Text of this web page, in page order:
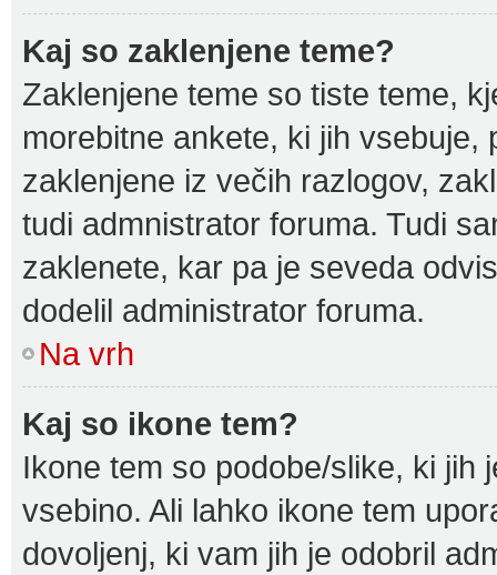
Kaj so zaklenjene teme?
Zaklenjene teme so tiste teme,
morebitne ankete, ki jih vsebuje,
zaklenjene iz večih razlogov,
tudi admnistrator foruma. Tudi
zaklenete, kar pa je seveda
dodelil administrator foruma.
Na vrh
Kaj so ikone tem?
Ikone tem so podobe/slike, ki jih
vsebino. Ali lahko ikone tem
dovoljenj, ki vam jih je odobril